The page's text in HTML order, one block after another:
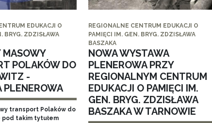
EDUKACJI O
BRYG. ZDZISŁAWA
MASOWY
POLAKÓW DO
-
transport Polaków do
pod takim tytułem
REGIONALNE CENTRUM EDUKACJI O
PAMIĘCI IM. GEN. BRYG. ZDZISŁAWA
BASZAKA
NOWA WYSTAWA
PLENEROWA PRZY
REGIONALNYM CENTRUM
EDUKACJI O PAMIĘCI IM.
GEN. BRYG. ZDZISŁAWA
BASZAKA W TARNOWIE